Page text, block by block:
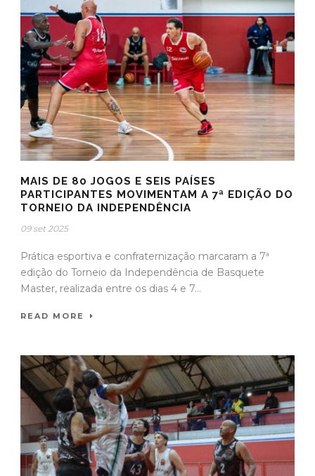
MAIS DE 80 JOGOS E SEIS PAÍSES
PARTICIPANTES MOVIMENTAM A 7ª EDIÇÃO DO
TORNEIO DA INDEPENDÊNCIA
09 set 2025
Prática esportiva e confraternização marcaram a 7ª
edição do Torneio da Independência de Basquete
Master, realizada entre os dias 4 e 7...
READ MORE